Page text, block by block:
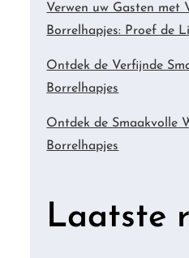
Verwen uw Gasten met
Borrelhapjes: Proef de
Ontdek de Verfijnde
Borrelhapjes
Ontdek de Smaakvolle
Borrelhapjes
Laatste